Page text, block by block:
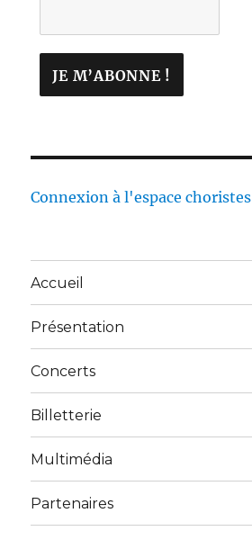
Connexion à l'espace choristes
Accueil
Présentation
Concerts
Billetterie
Multimédia
Partenaires